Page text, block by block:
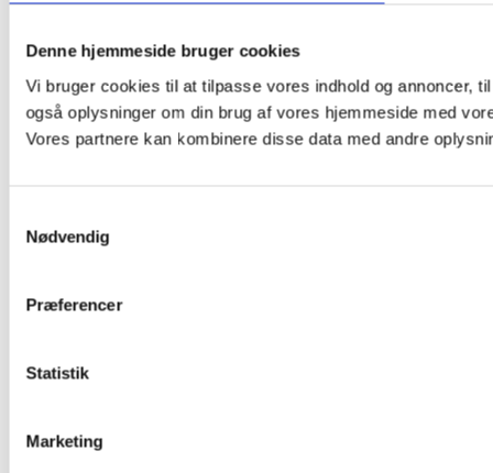
Denne hjemmeside bruger cookies
Vi bruger cookies til at tilpasse vores indhold og annoncer,
også oplysninger om din brug af vores hjemmeside med
Vores partnere kan kombinere disse data med andre
Nødvendig
Præferencer
Statistik
Marketing